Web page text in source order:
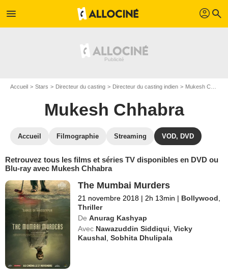
menu profil search
Accueil Stars Directeur du casting Directeur du casting indien Mukesh Chhabra
Mukesh Chhabra
Accueil Filmographie Streaming VOD, DVD
Retrouvez tous les films et séries TV disponibles en DVD ou
Blu-ray avec Mukesh Chhabra
The Mumbai Murders
21 novembre 2018 | 2h 13min | Bollywood
Thriller
De Anurag Kashyap
Avec Nawazuddin Siddiqui ,Vicky
Kaushal ,Sobhita Dhulipala